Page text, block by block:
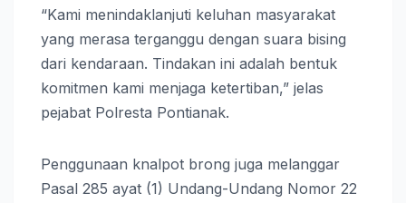
“Kami menindaklanjuti keluhan masyarakat
yang merasa terganggu dengan suara bising
dari kendaraan. Tindakan ini adalah bentuk
komitmen kami menjaga ketertiban,” jelas
pejabat Polresta Pontianak.
Penggunaan knalpot brong juga melanggar
Pasal 285 ayat (1) Undang-Undang Nomor 22